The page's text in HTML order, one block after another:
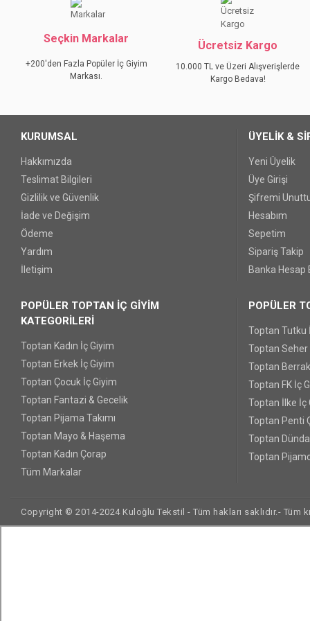
Ürün resmi kalitesiz, bozuk veya görüntülenemiyor.
Ürün açıklamasında eksik bilgiler bulunuyor.
Ürün bilgilerinde hatalar bulunuyor.
Ürün fiyatı diğer sitelerden daha pahalı.
Seçkin Markalar
+200'den Fazla Popüler İç Giyim
Markası.
Ücretsiz Kargo
10.000 TL ve Üzeri Alışverişlerde
Kargo Bedava!
KURUMSAL
Hakkımızda
Teslimat Bilgileri
Gizlilik ve Güvenlik
İade ve Değişim
Ödeme
Yardım
İletişim
ÜYELİK &
Yeni Üyelik
Üye Girişi
Şifremi
Hesabım
Sepetim
Sipariş Takip
Banka Hesap
POPÜLER TOPTAN İÇ GİYİM
KATEGORİLERİ
Toptan Kadın İç Giyim
Toptan Erkek İç Giyim
Toptan Çocuk İç Giyim
Toptan Fantazi & Gecelik
Toptan Pijama Takımı
Toptan Mayo & Haşema
Toptan Kadın Çorap
Tüm Markalar
POPÜLER
Toptan Tutku
Toptan Seher
Toptan
Toptan FK İç
Toptan İlke İç
Toptan Penti
Toptan
Toptan
Copyright © 2014-2024 Kuloğlu Tekstil - Tüm hakları saklıdır.-